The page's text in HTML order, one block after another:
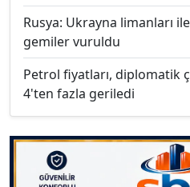
Rusya: Ukrayna limanları
gemiler vuruldu
Petrol fiyatları, diplomatik
4'ten fazla geriledi